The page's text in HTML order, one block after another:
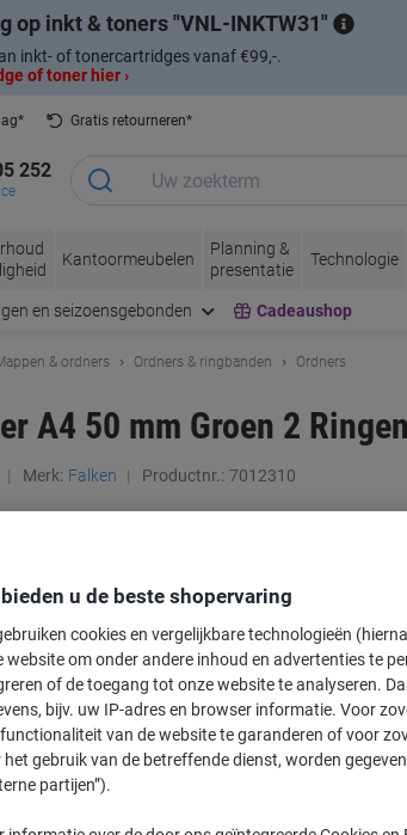
op inkt & toners VNL-INKTW31
inkt- of tonercartridges vanaf €99,-.
of toner hier ›
Gratis retourneren*
252
Kantoormeubelen
Planning &
presentatie
Technologie
en seizoensgebonden Cadeaushop
& ordners Ordners & ringbanden Ordners
A4 50 mm Groen 2
Merk: Falken Productnr.: 7012310
Aantal
1-9
10-19
u de beste shopervaring
cookies en vergelijkbare technologieën
website om onder andere inhoud en advertenties te
of de toegang tot onze website te analyseren.
bijv. uw IP-adres en browser informatie. Voor
van de website te garanderen of voor
het gebruik van de betreffende dienst, worden
partijen”).